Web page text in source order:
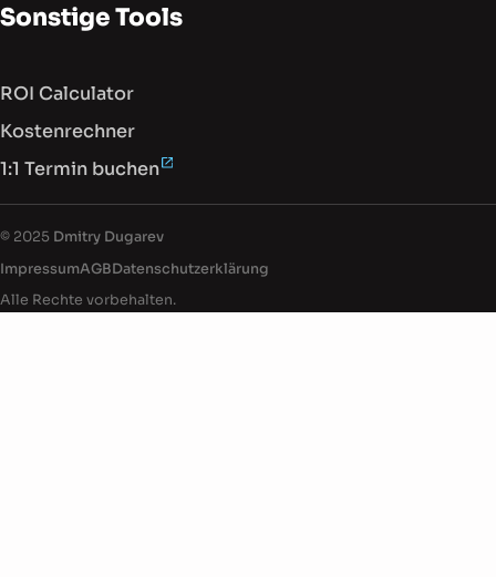
Sonstige Tools
ROI Calculator
Kostenrechner
1:1 Termin buchen
Dokumentenfuß mit rechtlichen
© 2025 Dmitry Dugarev
ImpressumAGBDatenschutz­erklärung
Alle Rechte vorbehalten.